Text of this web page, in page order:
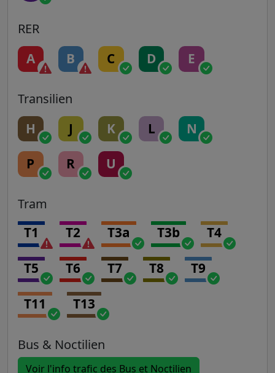
RER
A B C D E
Transilien
H J K L N
P R U
Tram
T1 T2 T3a T3b T4
T5 T6 T7 T8 T9
T11 T13
Bus & Noctilien
Voir l'info trafic des Bus et Noctilien